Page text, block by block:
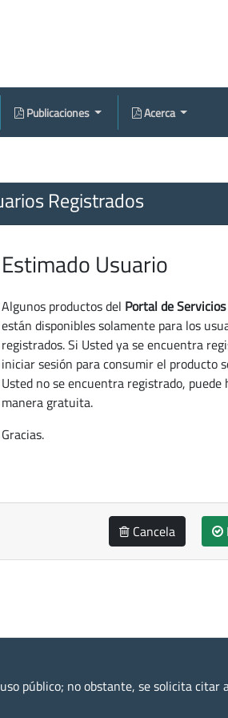
Publicaciones Acerca
Registrados
Estimado Usuario
Algunos productos del Portal de
están disponibles solamente para los
registrados. Si Usted ya se encuentra
iniciar sesión para consumir el producto
Usted no se encuentra registrado, puede
manera gratuita.
Gracias.
Cancela
público; no obstante, se solicita citar